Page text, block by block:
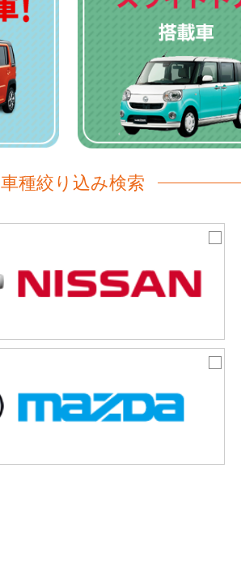
車種絞り込み検索